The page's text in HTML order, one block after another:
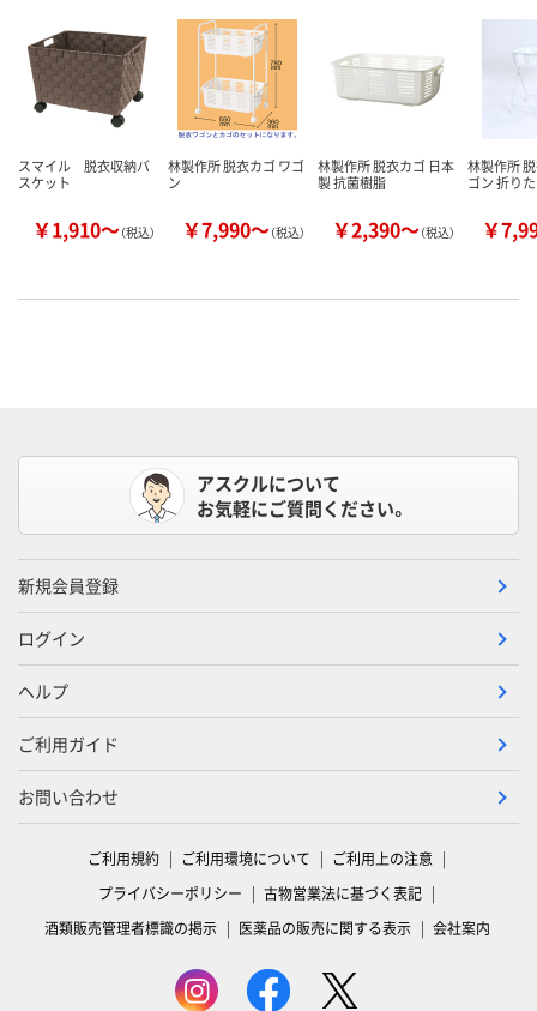
スマイル 脱衣収納バ
スケット
￥1,910～（税込）
林製作所 脱衣カゴ ワゴ
ン
￥7,990～（税込）
林製作所 脱衣カゴ 日本
製 抗菌樹脂
￥2,390～（税込）
林製作所
ゴン 折り
￥
アスクルについて
お気軽にご質問ください。
新規会員登録
ログイン
ヘルプ
ご利用ガイド
お問い合わせ
ご利用規約 ご利用環境について
ご利用上の注意
プライバシーポリシー
古物営業法に基づく表記
酒類販売管理者標識の掲示
医薬品の販売に関する表示 会社案内